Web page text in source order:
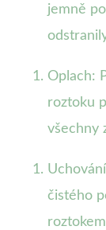
jemně
Oplach:
roztoku
všechny
čistého